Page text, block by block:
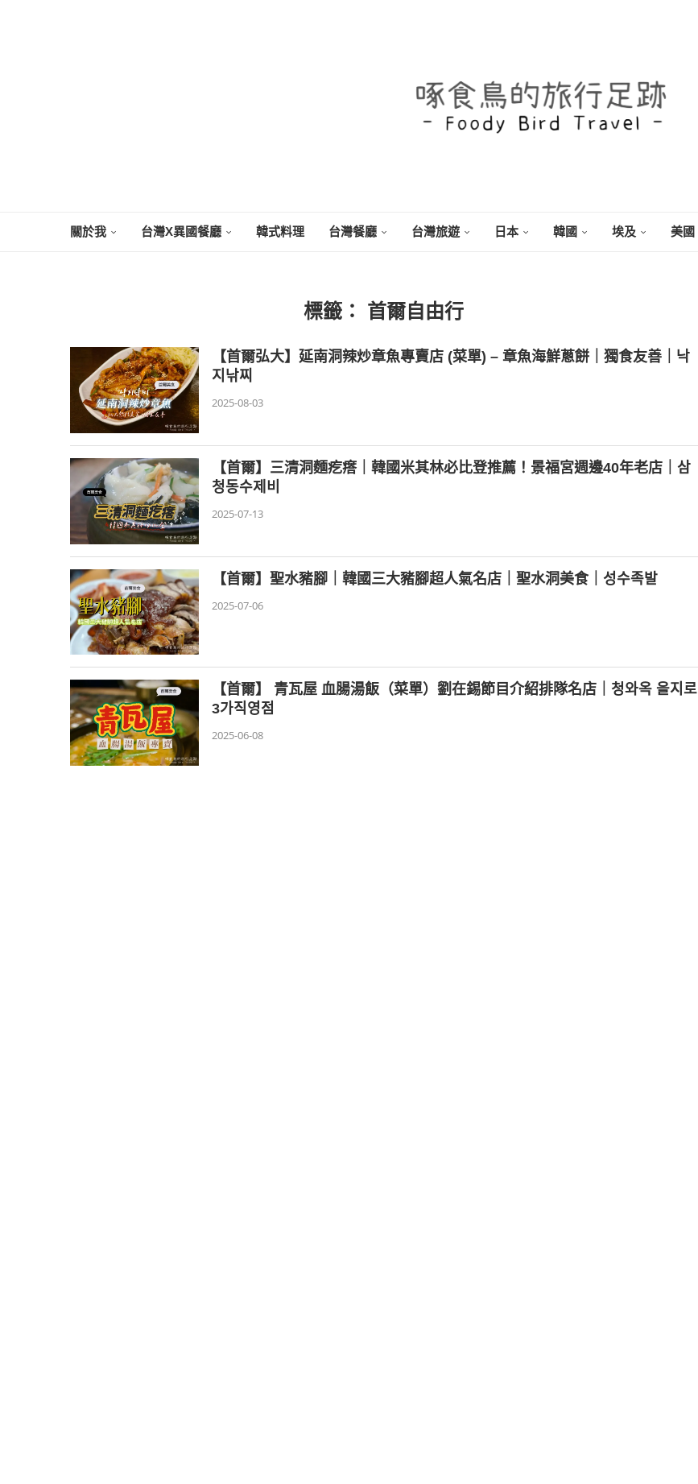
關於我 台灣X異國餐廳 韓式料理 台灣餐廳 台灣旅遊 日本 韓國 埃及 美國
標籤： 首爾自由行
【首爾弘大】延南洞辣炒章魚專賣店 (菜單) – 章魚海鮮蔥餅｜獨食友善｜낙
지낚찌
2025-08-03
【首爾】三清洞麵疙瘩｜韓國米其林必比登推薦！景福宮週邊40年老店｜삼
청동수제비
2025-07-13
【首爾】聖水豬腳｜韓國三大豬腳超人氣名店｜聖水洞美食｜성수족발
2025-07-06
【首爾】 青瓦屋 血腸湯飯（菜單）劉在錫節目介紹排隊名店｜청와옥 을지로
3가직영점
2025-06-08